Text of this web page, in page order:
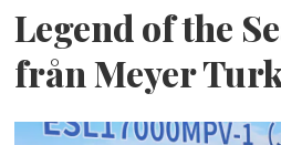
Legend of the
från Meyer